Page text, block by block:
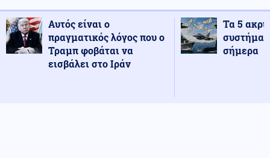
Αυτός είναι ο
πραγματικός λόγος που ο
Τραμπ φοβάται να
εισβάλει στο Ιράν
Τα 5
σήμερα